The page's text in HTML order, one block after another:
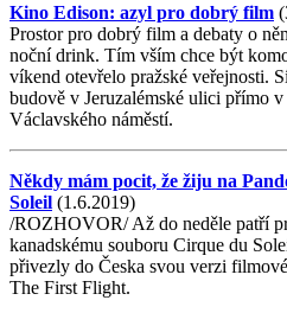
Kino Edison: azyl pro dobrý film
Prostor pro dobrý film a debaty o
noční drink. Tím vším chce být
víkend otevřelo pražské veřejnosti.
budově v Jeruzalémské ulici přímo v
Václavského náměstí.
Někdy mám pocit, že žiju na
Soleil (1.6.2019)
/ROZHOVOR/ Až do neděle patří
kanadskému souboru Cirque du
přivezly do Česka svou verzi
The First Flight.